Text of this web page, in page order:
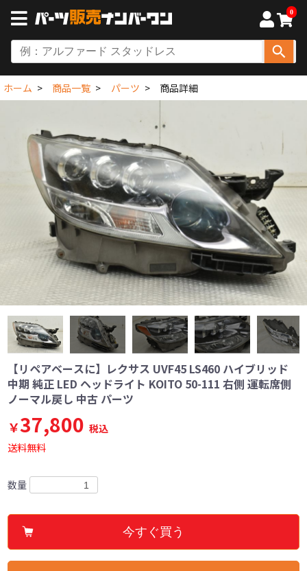
0
ホーム 商品一覧 パーツ 商品詳細
【リペアベースに】レクサス UVF45 LS460 ハイブリッド
中期 純正 LED ヘッドライト KOITO 50-111 右側 運転席側
ノーマル戻し 中古 パーツ
￥37,800 税込
送料無料
数量
今すぐ買う